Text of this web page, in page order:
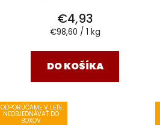
€4,93
Jednotková
€98,60 / 1 kg
DO KOŠÍKA
ODPORÚČAME V LETE
NEOBJEDNÁVAŤ DO
BOXOV